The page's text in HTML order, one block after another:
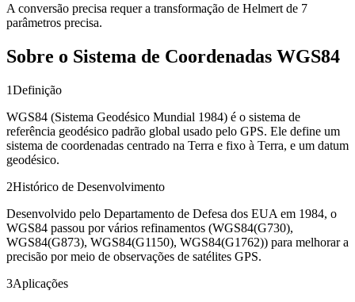
A conversão precisa requer a transformação de Helmert de 7
parâmetros precisa.
Sobre o Sistema de Coordenadas WGS84
1Definição
WGS84 (Sistema Geodésico Mundial 1984) é o sistema de
referência geodésico padrão global usado pelo GPS. Ele define um
sistema de coordenadas centrado na Terra e fixo à Terra, e um datum
geodésico.
2Histórico de Desenvolvimento
Desenvolvido pelo Departamento de Defesa dos EUA em 1984, o
WGS84 passou por vários refinamentos (WGS84(G730),
WGS84(G873), WGS84(G1150), WGS84(G1762)) para melhorar a
precisão por meio de observações de satélites GPS.
3Aplicações